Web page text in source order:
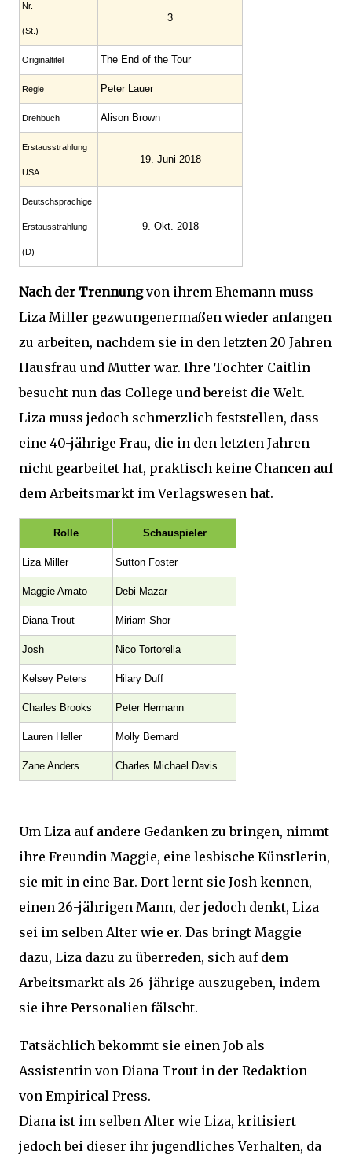
Nr.
(St.)
3
Original­titel The End of the Tour
Regie Peter Lauer
Drehbuch Alison Brown
Erstaus­strahlung
USA
19. Juni 2018
Deutsch­sprachige
Erstaus­strahlung
(D)
9. Okt. 2018
Nach der Trennungvon ihrem Ehemann muss
Liza Miller gezwungenermaßen wieder anfangen
zu arbeiten, nachdem sie in den letzten 20 Jahren
Hausfrau und Mutter war. Ihre Tochter Caitlin
besucht nun das College und bereist die Welt.
Liza muss jedoch schmerzlich feststellen, dass
eine 40-jährige Frau, die in den letzten Jahren
nicht gearbeitet hat, praktisch keine Chancen auf
dem Arbeitsmarkt im Verlagswesen hat.
Rolle Schauspieler
Liza Miller Sutton Foster
Maggie Amato Debi Mazar
Diana Trout Miriam Shor
Josh Nico Tortorella
Kelsey Peters Hilary Duff
Charles Brooks Peter Hermann
Lauren Heller Molly Bernard
Zane Anders Charles Michael Davis
Um Liza auf andere Gedanken zu bringen, nimmt
ihre Freundin Maggie, eine lesbische Künstlerin,
sie mit in eine Bar. Dort lernt sie Josh kennen,
einen 26-jährigen Mann, der jedoch denkt, Liza
sei im selben Alter wie er. Das bringt Maggie
dazu, Liza dazu zu überreden, sich auf dem
Arbeitsmarkt als 26-jährige auszugeben, indem
sie ihre Personalien fälscht.
Tatsächlich bekommt sie einen Job als
Assistentin von Diana Trout in der Redaktion
von Empirical Press.
Diana ist im selben Alter wie Liza, kritisiert
jedoch bei dieser ihr jugendliches Verhalten, da